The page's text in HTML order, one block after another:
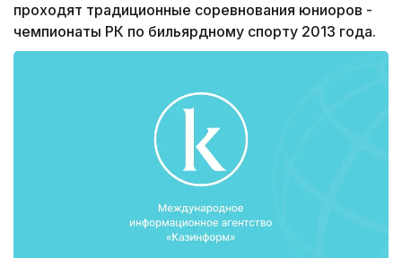
проходят традиционные соревнования юниоров -
чемпионаты РК по бильярдному спорту 2013 года.